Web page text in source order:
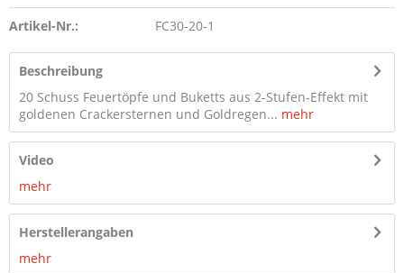
Artikel-Nr.: FC30-20-1
Beschreibung
20 Schuss Feuertöpfe und Buketts aus 2-Stufen-Effekt mit
goldenen Crackersternen und Goldregen... mehr
Video
mehr
Herstellerangaben
mehr